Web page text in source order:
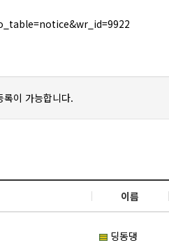
이 가능합니다.
이름
딩동댕